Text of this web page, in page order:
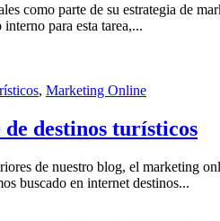
como parte de su estrategia de
para esta tarea,...
, Marketing Online
destinos turísticos
de nuestro blog, el marketing
buscado en internet destinos...